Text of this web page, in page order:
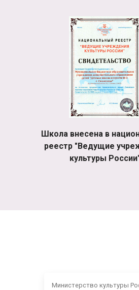
Школа внесена в
реестр "Ведущие
культуры
Министерство культуры